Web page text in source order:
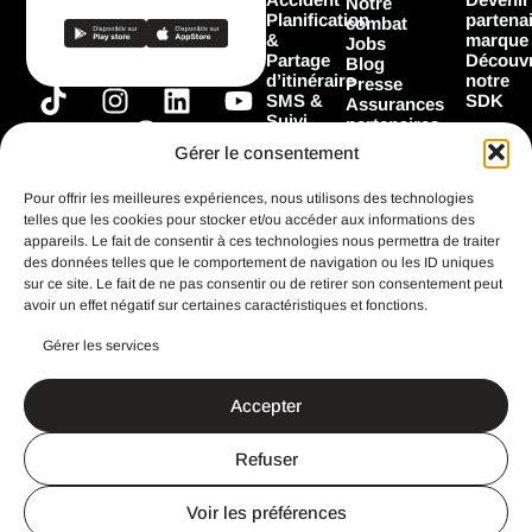
Gérer le consentement
Pour offrir les meilleures expériences, nous utilisons des technologies
telles que les cookies pour stocker et/ou accéder aux informations des
appareils. Le fait de consentir à ces technologies nous permettra de traiter
des données telles que le comportement de navigation ou les ID uniques
sur ce site. Le fait de ne pas consentir ou de retirer son consentement peut
avoir un effet négatif sur certaines caractéristiques et fonctions.
Gérer les services
Accepter
Refuser
Voir les préférences
T
i
o
k
I
n
a
g
r
a
L
i
n
e
d
i
n
Y
o
u
u
b
e
a
b
o
o
k
Planification
&
Partage
d’itinéraire
SMS &
Suivi
Les
Toutes les
fonctionnalités
combat
Jobs
Blog
Presse
Assurances
partenaires
Marques
partenaires
marque
notre
SDK
CGU
Mentions légales
Politique de confidentialité
Search
for:
Search Button
Un site imaginé et réalisé avec ♥️ par
IT NL